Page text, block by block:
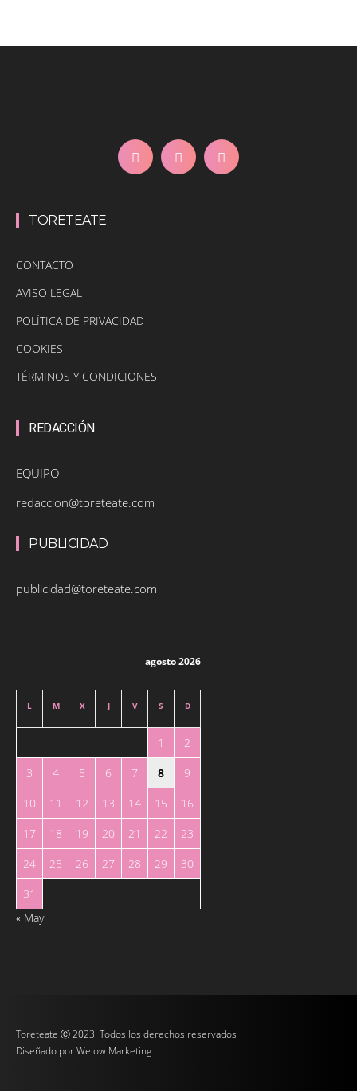
TORETEATE
CONTACTO
AVISO LEGAL
POLÍTICA DE PRIVACIDAD
COOKIES
TÉRMINOS Y CONDICIONES
REDACCIÓN
EQUIPO
redaccion@toreteate.com
PUBLICIDAD
publicidad@toreteate.com
agosto 2026
L M X J V S D
1
2
3
4 5 6 7 8
9
10
11 12 13 14 15
16
17
18 19 20 21 22
23
24
25 26 27 28 29
30
31
« May
Toreteate Ⓒ 2023. Todos los derechos reservados
Diseñado porWelow Marketing